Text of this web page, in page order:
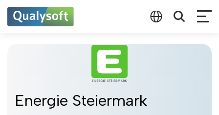
Energie Steiermark